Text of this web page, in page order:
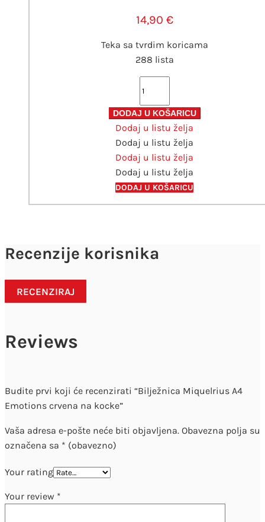
14,90 €
Teka sa tvrdim koricama
288 lista
uvez
A4
kvadratići
educa
288lista
količina
DODAJ U KOŠARICU
Dodaj u listu želja
Dodaj u listu želja
Dodaj u listu želja
Dodaj u listu želja
DODAJ U KOŠARICU
Recenzije korisnika
RECENZIRAJ
Reviews
Budite prvi koji će recenzirati “Bilježnica Miquelrius A4
Emotions crvena na kocke”
Vaša adresa e-pošte neće biti objavljena. Obavezna polja su
označena sa * (obavezno)
Your rating
Your review *